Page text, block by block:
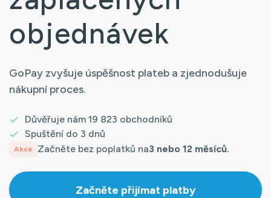
objednávek
GoPay zvyšuje úspěšnost plateb a zjednodušuje
nákupní proces.
Důvěřuje nám 19 823 obchodníků
Spuštění do 3 dnů
Akce Začněte bez poplatků na3 nebo 12 měsíců.
Začněte přijímat platby